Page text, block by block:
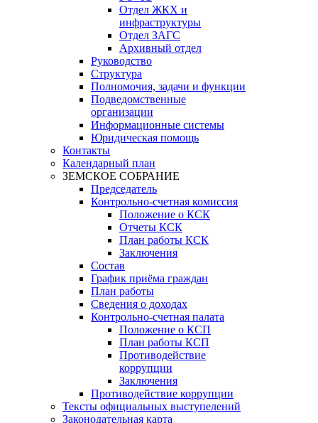
Отдел ЖКХ и
инфраструктуры
Отдел ЗАГС
Архивный отдел
Руководство
Структура
Полномочия, задачи и функции
Подведомственные
организации
Информационные системы
Юридическая помощь
Контакты
Календарный план
ЗЕМСКОЕ СОБРАНИЕ
Председатель
Контрольно-счетная комиссия
Положение о КСК
Отчеты КСК
План работы КСК
Заключения
Состав
График приёма граждан
План работы
Сведения о доходах
Контрольно-счетная палата
Положение о КСП
План работы КСП
Противодействие
коррупции
Заключения
Противодействие коррупции
Тексты официальных выступелений
Законодательная карта